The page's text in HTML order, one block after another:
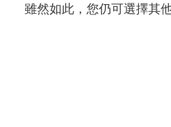
雖然如此，您仍可選擇其